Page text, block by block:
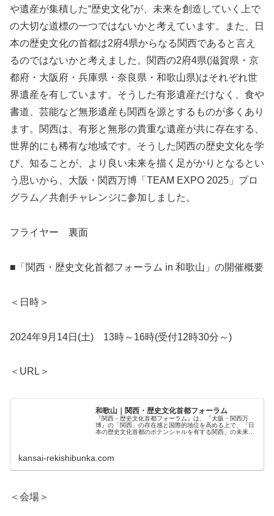
や遺産が集積した“歴史文化”が、未来を創造していく上で
の大切な道標の一つではないかと考えています。また、日
本の歴史文化の首都は2府4県からなる関西であると言え
るのではないかと考えました。関西の2府4県(滋賀県・京
都府・大阪府・兵庫県・奈良県・和歌山県)はそれぞれ世
界遺産を有しています。そうした有形遺産だけなく、食や
書道、芸能など無形遺産も関西を源とするものが多くあり
ます。関西は、有形と無形の貴重な遺産が共に存在する、
世界的にも稀有な地域です。そうした関西の歴史文化を学
び、知ることが、より良い未来を描く足がかりとなるとい
う思いから、大阪・関西万博「TEAM EXPO 2025」プロ
グラム／共創チャレンジに参加しました。
フライヤー 裏面
■「関西・歴史文化首都フォーラム in 和歌山」の開催概要
＜日時＞
2024年9月14日(土) 13時～16時(受付12時30分～)
＜URL＞
和歌山｜関西・歴史文化首都フォーラム
『関西・歴史文化首都フォーラム』は、『大阪・関西万
博』の「関西」の存在感と国際的地位を高める上で、「日
本の歴史文化首都のポテンシャルを有する関西」の未来志
kansai-rekishibunka.com
＜会場＞